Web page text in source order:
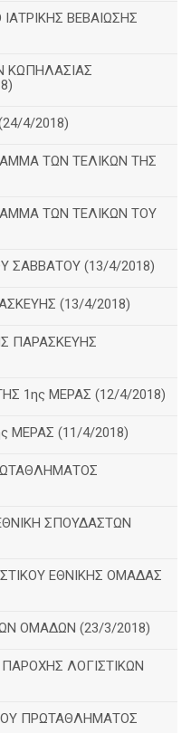
ΒΕΒΑΙΩΣΗΣ
ΚΩΠΗΛΑΣΙΑΣ
4/2018)
ΤΩΝ ΤΕΛΙΚΩΝ ΤΗΣ
ΤΩΝ ΤΕΛΙΚΩΝ ΤΟΥ
ΣΑΒΒΑΤΟΥ (13/4/2018)
(13/4/2018)
ΠΑΡΑΣΚΕΥΗΣ
1ης ΜΕΡΑΣ (12/4/2018)
ΜΕΡΑΣ (11/4/2018)
ΣΠΟΥΔΑΣΤΩΝ
ΕΘΝΙΚΗΣ ΟΜΑΔΑΣ
ΟΜΑΔΩΝ (23/3/2018)
ΛΟΓΙΣΤΙΚΩΝ
ΠΡΩΤΑΘΛΗΜΑΤΟΣ